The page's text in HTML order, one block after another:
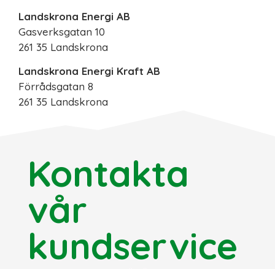
Landskrona Energi AB
Gasverksgatan 10
261 35 Landskrona
Landskrona Energi Kraft AB
Förrådsgatan 8
261 35 Landskrona
Kontakta
vår
kundservice